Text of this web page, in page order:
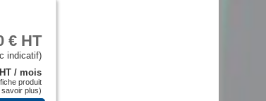
€ HT
indicatif)
/ mois
produit
plus)